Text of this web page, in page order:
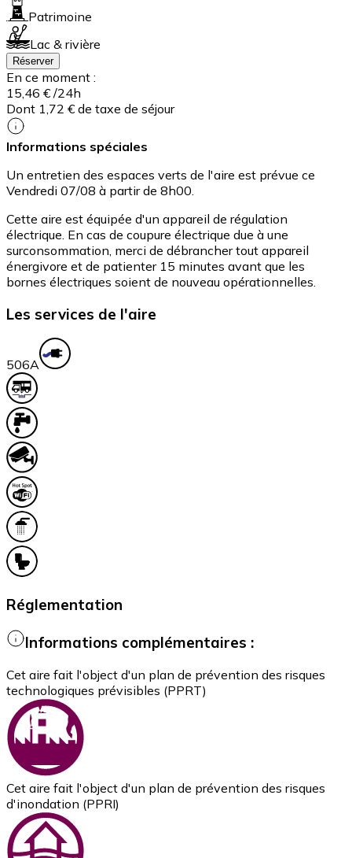
Patrimoine
Lac & rivière
Réserver
En ce moment :
15,46 € /24h
Dont 1,72 € de taxe de séjour
Informations spéciales
Un entretien des espaces verts de l'aire est prévue ce
Vendredi 07/08 à partir de 8h00.
Cette aire est équipée d'un appareil de régulation
électrique. En cas de coupure électrique due à une
surconsommation, merci de débrancher tout appareil
énergivore et de patienter 15 minutes avant que les
bornes électriques soient de nouveau opérationnelles.
Les services de l'aire
506A
Réglementation
Informations complémentaires :
Cet aire fait l'object d'un plan de prévention des risques
technologiques prévisibles (PPRT)
Cet aire fait l'object d'un plan de prévention des risques
d'inondation (PPRI)